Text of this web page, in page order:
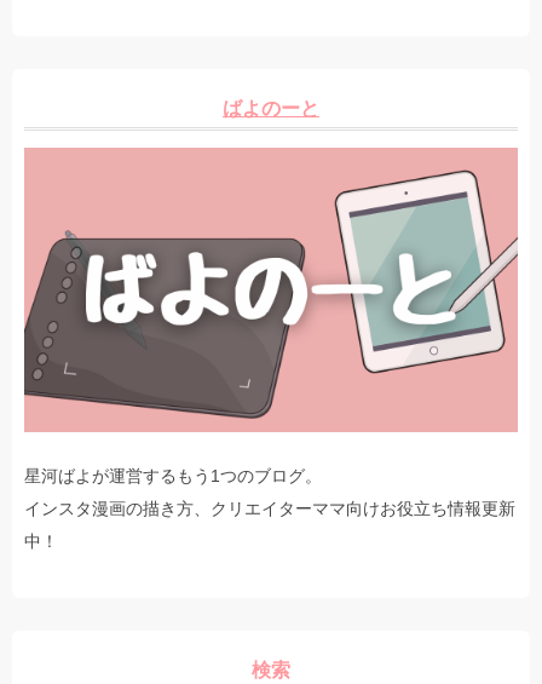
ばよのーと
星河ばよが運営するもう1つのブログ。
インスタ漫画の描き方、クリエイターママ向けお役立ち情報更新
中！
検索